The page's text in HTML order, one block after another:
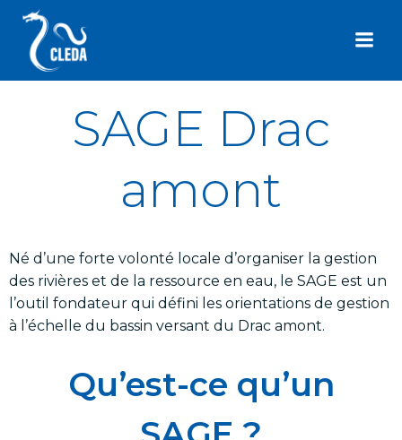
SAGE Drac
amont
Né d’une forte volonté locale d’organiser la gestion
des rivières et de la ressource en eau, le SAGE est un
l’outil fondateur qui défini les orientations de gestion
à l’échelle du bassin versant du Drac amont.
Qu’est-ce qu’un